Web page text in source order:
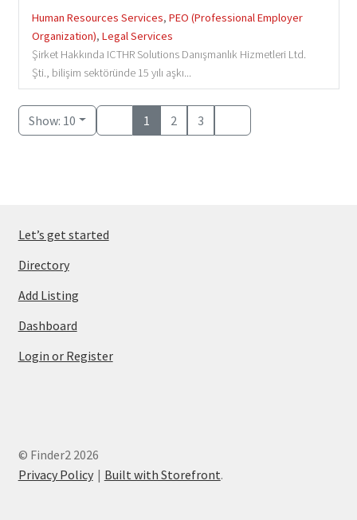
Human Resources Services, PEO (Professional Employer
Organization), Legal Services
Şirket Hakkında ICTHR Solutions Danışmanlık Hizmetleri Ltd.
Şti., bilişim sektöründe 15 yılı aşkı...
Show: 10 1 2 3
Let’s get started
Directory
Add Listing
Dashboard
Login or Register
© Finder2 2026
Privacy Policy
Built with Storefront.